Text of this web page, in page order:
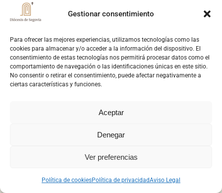
Gestionar consentimiento
Para ofrecer las mejores experiencias, utilizamos tecnologías como las
cookies para almacenar y/o acceder a la información del dispositivo. El
consentimiento de estas tecnologías nos permitirá procesar datos como el
comportamiento de navegación o las identificaciones únicas en este sitio.
No consentir o retirar el consentimiento, puede afectar negativamente a
ciertas características y funciones.
Aceptar
Denegar
Ver preferencias
Política de cookiesPolítica de privacidadAviso Legal